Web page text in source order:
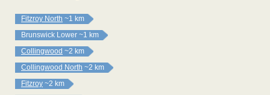
Fitzroy North ~1 km
Brunswick Lower ~1 km
Collingwood ~2 km
Collingwood North ~2 km
Fitzroy ~2 km